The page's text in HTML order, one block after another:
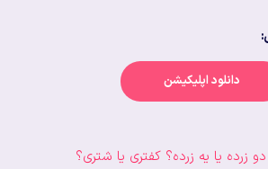
دانلود اپلیکیشن
زرده یا یه زرده؟ کفتری یا شتری؟